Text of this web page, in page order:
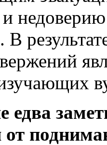
В
едва
от